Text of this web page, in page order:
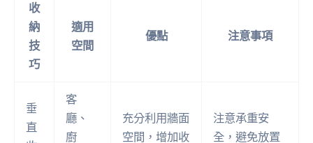
收
納
技
巧
適用
空間
優點 注意事項
垂
直
客
廳、
廚
充分利用牆面
空間，增加收
注意承重安
全，避免放置